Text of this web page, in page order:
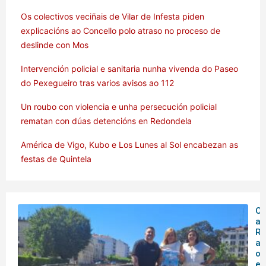
Os colectivos veciñais de Vilar de Infesta piden
explicacións ao Concello polo atraso no proceso de
deslinde con Mos
Intervención policial e sanitaria nunha vivenda do Paseo
do Pexegueiro tras varios avisos ao 112
Un roubo con violencia e unha persecución policial
rematan con dúas detencións en Redondela
América de Vigo, Kubo e Los Lunes al Sol encabezan as
festas de Quintela
O
o